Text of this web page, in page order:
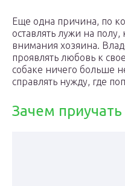
Еще одна причина, по
оставлять лужи на
внимания хозяина.
проявлять любовь к
собаке ничего больше
справлять нужду, где
Зачем приучать